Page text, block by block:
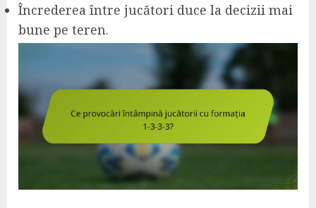
Încrederea între jucători duce la decizii mai
bune pe teren.